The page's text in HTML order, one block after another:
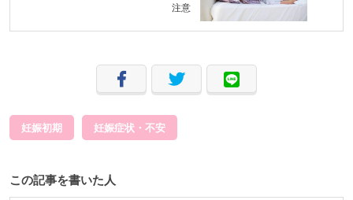
注意
妊娠初期 妊娠症状・不安
この記事を書いた人